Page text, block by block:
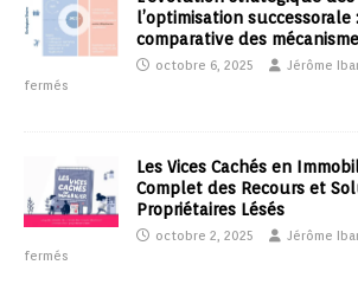
l’optimisation successorale
comparative des
octobre 6, 2025 Jérôme
fermés
Les Vices Cachés en
Complet des Recours et
Propriétaires Lésés
octobre 2, 2025 Jérôme
fermés